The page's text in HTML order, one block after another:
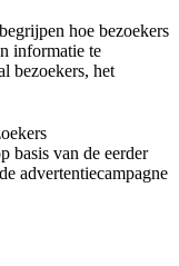
hoe bezoekers
informatie te
bezoekers, het
basis van de eerder
advertentiecampagne